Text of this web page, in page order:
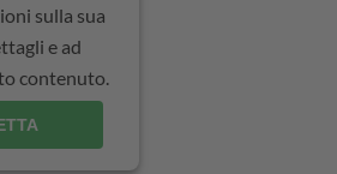
sulla sua
e ad
contenuto.